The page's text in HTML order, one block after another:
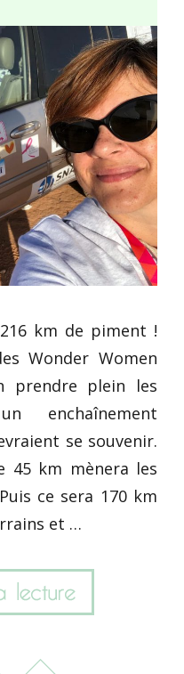
km de piment !
Wonder Women
prendre plein les
enchaînement
se souvenir.
45 km mènera les
ce sera 170 km
et …